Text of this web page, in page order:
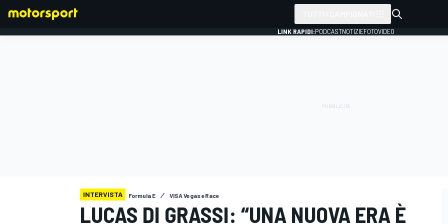
LINK RAPIDI:PODCASTNOTIZIEFOTOVIDEO
INTERVISTA Formula E VISA Vegas eRace
LUCAS DI GRASSI: “UNA NUOVA ERA È